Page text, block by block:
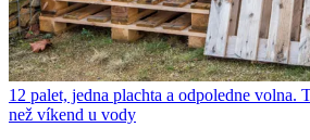
12 palet, jedna plachta a odpoledne volna.
než víkend u vody